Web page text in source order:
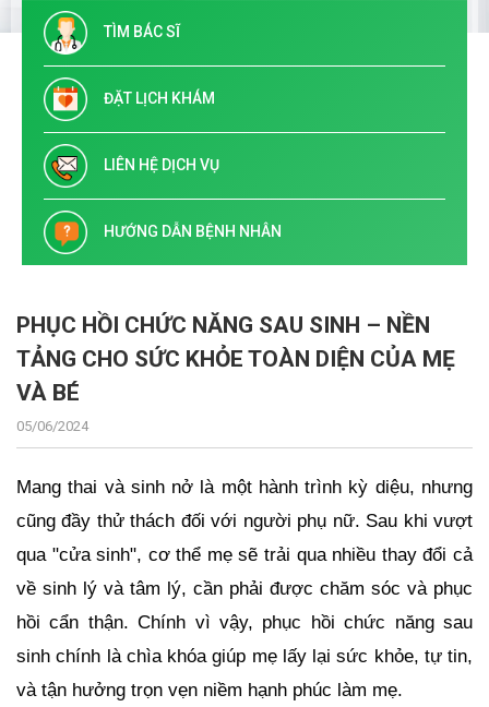
TÌM BÁC SĨ
ĐẶT LỊCH KHÁM
LIÊN HỆ DỊCH VỤ
HƯỚNG DẪN BỆNH NHÂN
PHỤC HỒI CHỨC NĂNG SAU SINH – NỀN
TẢNG CHO SỨC KHỎE TOÀN DIỆN CỦA MẸ
VÀ BÉ
05/06/2024
Mang thai và sinh nở là một hành trình kỳ diệu, nhưng
cũng đầy thử thách đối với người phụ nữ. Sau khi vượt
qua "cửa sinh", cơ thể mẹ sẽ trải qua nhiều thay đổi cả
về sinh lý và tâm lý, cần phải được chăm sóc và phục
hồi cẩn thận. Chính vì vậy, phục hồi chức năng sau
sinh chính là chìa khóa giúp mẹ lấy lại sức khỏe, tự tin,
và tận hưởng trọn vẹn niềm hạnh phúc làm mẹ.